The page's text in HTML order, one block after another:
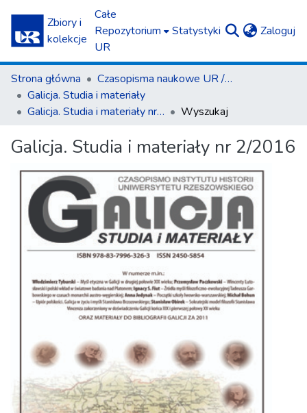
Zbiory i
kolekcje
Całe
Repozytorium
UR
Statystyki Zaloguj
Strona główna
Czasopisma naukowe UR / Scientific Journals
Galicja. Studia i materiały
Galicja. Studia i materiały nr 2/2016
Wyszukaj
Galicja. Studia i materiały nr 2/2016